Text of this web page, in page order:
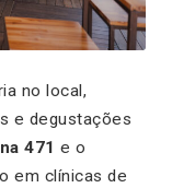
no local,
e degustações
471 e o
em clínicas de